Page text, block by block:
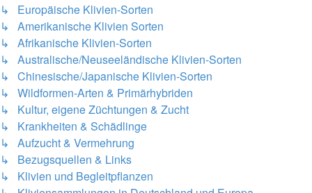
↳ Europäische Klivien-Sorten
↳ Amerikanische Klivien Sorten
↳ Afrikanische Klivien-Sorten
↳ Australische/Neuseeländische Klivien-Sorten
↳ Chinesische/Japanische Klivien-Sorten
↳ Wildformen-Arten & Primärhybriden
↳ Kultur, eigene Züchtungen & Zucht
↳ Krankheiten & Schädlinge
↳ Aufzucht & Vermehrung
↳ Bezugsquellen & Links
↳ Klivien und Begleitpflanzen